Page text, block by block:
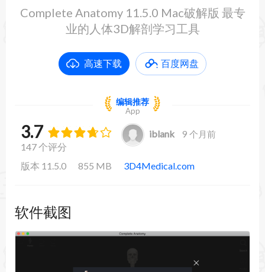
Complete Anatomy 11.5.0 Mac破解版 最专
业的人体3D解剖学习工具
高速下载 百度网盘
编辑推荐
App
3.7
147 个评分
iblank 9 个月前
版本 11.5.0 855 MB 3D4Medical.com
软件截图